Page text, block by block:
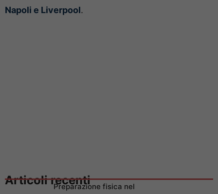
Napoli e Liverpool.
Articoli recentiPreparazione fisica nel